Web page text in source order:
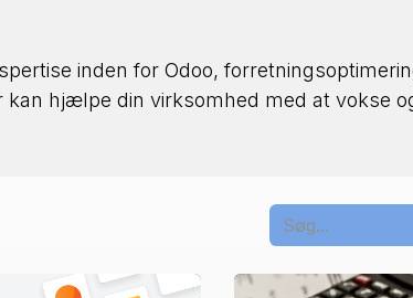
inden for Odoo,
hjælpe din virksomhed med at vokse